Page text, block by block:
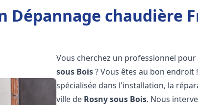
chaudière
Vous cherchez un professionnel pour
sous Bois? Vous êtes au bon
spécialisée dans l'installation, la
ville de Rosny sous Bois. Nous